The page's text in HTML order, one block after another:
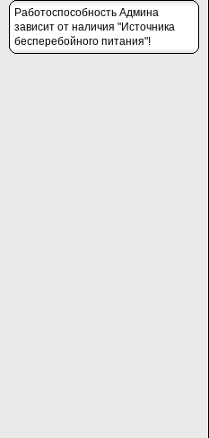
Работоспособность Админа
зависит от наличия "Источника
бесперебойного питания"!